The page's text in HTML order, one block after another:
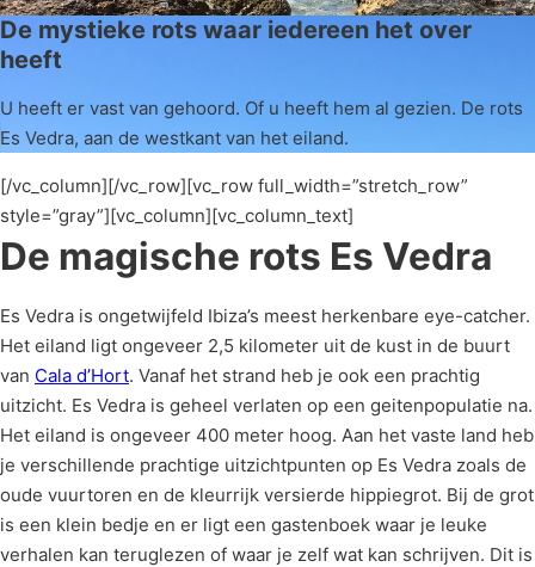
De mystieke rots waar iedereen het over
heeft
U heeft er vast van gehoord. Of u heeft hem al gezien. De rots
Es Vedra, aan de westkant van het eiland.
[/vc_column][/vc_row][vc_row full_width=”stretch_row”
style=”gray”][vc_column][vc_column_text]
De magische rots Es Vedra
Es Vedra is ongetwijfeld Ibiza’s meest herkenbare eye-catcher.
Het eiland ligt ongeveer 2,5 kilometer uit de kust in de buurt
van Cala d’Hort. Vanaf het strand heb je ook een prachtig
uitzicht. Es Vedra is geheel verlaten op een geitenpopulatie na.
Het eiland is ongeveer 400 meter hoog. Aan het vaste land heb
je verschillende prachtige uitzichtpunten op Es Vedra zoals de
oude vuurtoren en de kleurrijk versierde hippiegrot. Bij de grot
is een klein bedje en er ligt een gastenboek waar je leuke
verhalen kan teruglezen of waar je zelf wat kan schrijven. Dit is